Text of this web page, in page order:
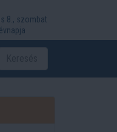
8., szombat